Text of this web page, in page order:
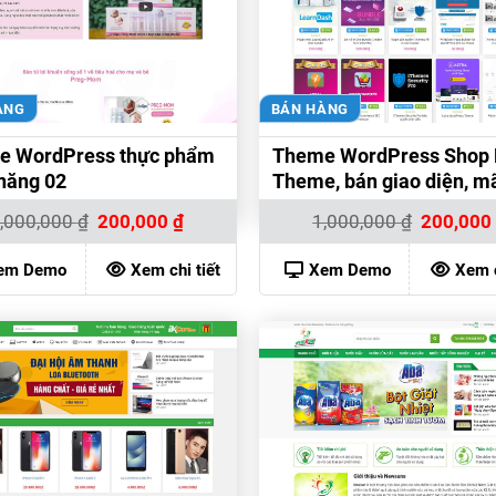
WordPress thực phẩm
02
₫ Giá
1,000,000 ₫.
200,000 ₫Giá
hiện
là:
200,000 ₫.
Demo Xem chi tiết
BÁN HÀNG
Theme WordPress Shop
Theme, bán giao diện,
nguồn
1,000,000₫ Giá
1,000,000
200,000
Xem Demo Xem